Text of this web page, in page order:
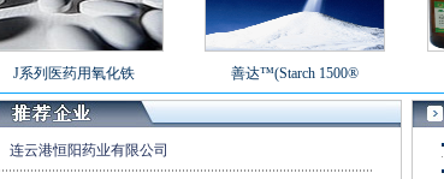
J系列医药用氧化铁 善达™(Starch 1500®
连云港恒阳药业有限公司